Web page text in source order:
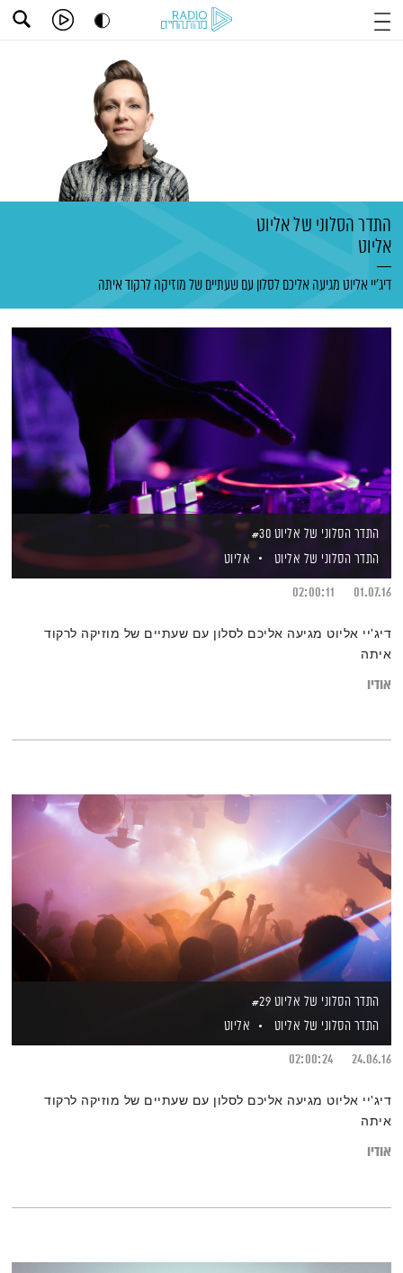
התדר הסלוני של אליוט
אליוט
דיג'יי אליוט מגיעה אליכם לסלון עם שעתיים של מוזיקה לרקוד איתה
התדר הסלוני של אליוט #30
התדר הסלוני של אליוט
אליוט
01.07.16
02:00:11
דיג'יי אליוט מגיעה אליכם לסלון עם שעתיים של מוזיקה לרקוד
איתה
אודיו
התדר הסלוני של אליוט #29
התדר הסלוני של אליוט
אליוט
24.06.16
02:00:24
דיג'יי אליוט מגיעה אליכם לסלון עם שעתיים של מוזיקה לרקוד
איתה
אודיו